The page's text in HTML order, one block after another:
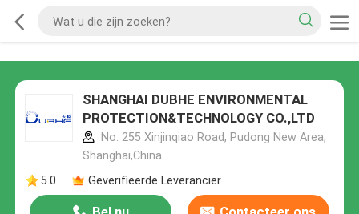
SHANGHAI DUBHE ENVIRONMENTAL
PROTECTION&TECHNOLOGY CO.,LTD
No. 255 Xinjinqiao Road, Pudong New Area,
Shanghai,China
5.0
Geverifieerde Leverancier